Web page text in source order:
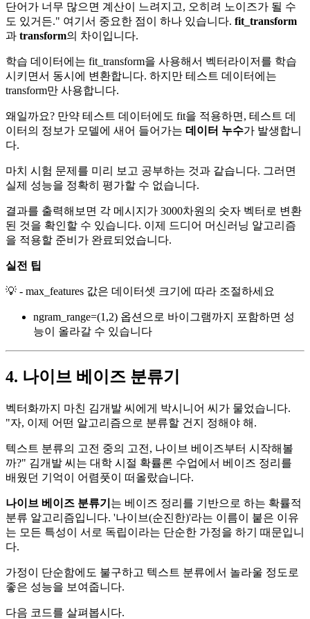
단어가 너무 많으면 계산이 느려지고, 오히려 노이즈가 될 수
도 있거든." 여기서 중요한 점이 하나 있습니다. fit_transform
과 transform의 차이입니다.
학습 데이터에는 fit_transform을 사용해서 벡터라이저를 학습
시키면서 동시에 변환합니다. 하지만 테스트 데이터에는
transform만 사용합니다.
왜일까요? 만약 테스트 데이터에도 fit을 적용하면, 테스트 데
이터의 정보가 모델에 새어 들어가는 데이터 누수가 발생합니
다.
마치 시험 문제를 미리 보고 공부하는 것과 같습니다. 그러면
실제 성능을 정확히 평가할 수 없습니다.
결과를 출력해보면 각 메시지가 3000차원의 숫자 벡터로 변환
된 것을 확인할 수 있습니다. 이제 드디어 머신러닝 알고리즘
을 적용할 준비가 완료되었습니다.
실전 팁
💡 - max_features 값은 데이터셋 크기에 따라 조절하세요
ngram_range=(1,2) 옵션으로 바이그램까지 포함하면 성
능이 올라갈 수 있습니다
4. 나이브 베이즈 분류기
벡터화까지 마친 김개발 씨에게 박시니어 씨가 물었습니다.
"자, 이제 어떤 알고리즘으로 분류할 건지 정해야 해.
텍스트 분류의 고전 중의 고전, 나이브 베이즈부터 시작해볼
까?" 김개발 씨는 대학 시절 확률론 수업에서 베이즈 정리를
배웠던 기억이 어렴풋이 떠올랐습니다.
나이브 베이즈 분류기 는 베이즈 정리를 기반으로 하는 확률적
분류 알고리즘입니다. '나이브(순진한)'라는 이름이 붙은 이유
는 모든 특성이 서로 독립이라는 단순한 가정을 하기 때문입니
다.
가정이 단순함에도 불구하고 텍스트 분류에서 놀라울 정도로
좋은 성능을 보여줍니다.
다음 코드를 살펴봅시다.